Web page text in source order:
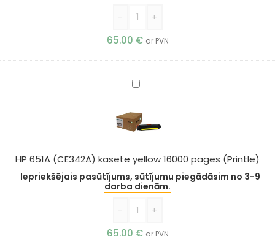
-
+
65.00 € ar PVN
HP
(CE342A)
kasete
16000
pages
(Printle)
HP 651A (CE342A) kasete yellow 16000 pages (Printle)
Iepriekšējais pasūtījums, sūtījumu piegādāsim no 3-9
darba dienām.
-
+
65.00 € ar PVN